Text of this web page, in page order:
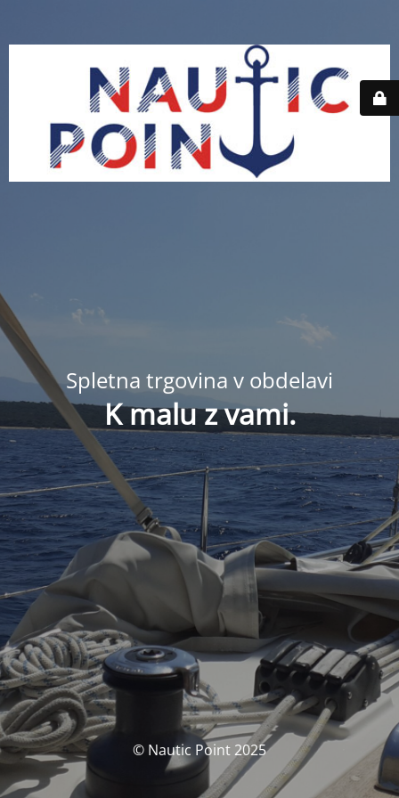
Spletna trgovina v obdelavi
K malu z vami.
© Nautic Point 2025